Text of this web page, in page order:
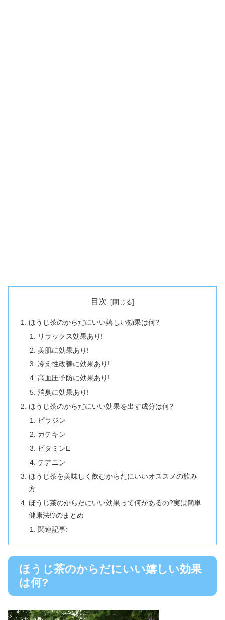
目次
ほうじ茶のからだにいい嬉しい効果は何?
リラックス効果あり!
美肌に効果あり!
冷え性改善に効果あり!
高血圧予防に効果あり!
消臭に効果あり!
ほうじ茶のからだにいい効果を出す成分は何?
ピラジン
カテキン
ビタミンE
テアニン
ほうじ茶を美味しく飲むからだにいいオススメの飲み
方
ほうじ茶のからだにいい効果って何があるの?実は簡単
健康法!?のまとめ
関連記事:
ほうじ茶のからだにいい嬉しい効果
は何?